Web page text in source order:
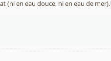
(ni en eau douce, ni en eau de mer).